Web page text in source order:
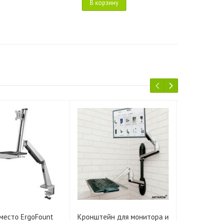
В корзину
ErgoFount Кронштейн для монитора и